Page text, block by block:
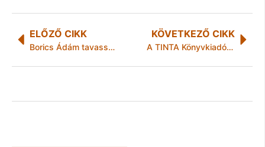
ELŐZŐ CIKK
Borics Ádám tavasszal újra ketrecbe száll
KÖVETKEZŐ CIKK
A TINTA Könyvkiadó 5 millió Ft keretösszeggel kiírta a Lőrincze Lajos 2024. könyv- és könyvtárbővítési pályázatot